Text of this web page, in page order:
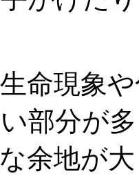
命現象
部分が
余地が